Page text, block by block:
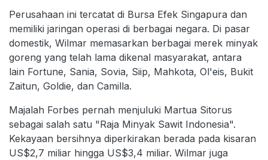
Perusahaan ini tercatat di Bursa Efek Singapura dan
memiliki jaringan operasi di berbagai negara. Di pasar
domestik, Wilmar memasarkan berbagai merek minyak
goreng yang telah lama dikenal masyarakat, antara
lain Fortune, Sania, Sovia, Siip, Mahkota, Ol'eis, Bukit
Zaitun, Goldie, dan Camilla.
Majalah Forbes pernah menjuluki Martua Sitorus
sebagai salah satu "Raja Minyak Sawit Indonesia".
Kekayaan bersihnya diperkirakan berada pada kisaran
US$2,7 miliar hingga US$3,4 miliar. Wilmar juga